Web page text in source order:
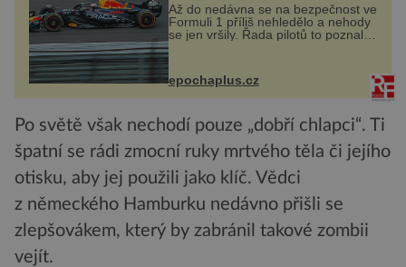
Až do nedávna se na bezpečnost ve
Formuli 1 příliš nehledělo a nehody
se jen vršily. Řada pilotů to poznala
na vlastní kůži, často s trvalými
následky nebo bohužel i ztrátou
života. Dnes nepochopiteln...
epochaplus.cz
Po světě však nechodí pouze „dobří chlapci“. Ti
špatní se rádi zmocní ruky mrtvého těla či jejího
otisku, aby jej použili jako klíč. Vědci
z německého Hamburku nedávno přišli se
zlepšovákem, který by zabránil takové zombii
vejít.